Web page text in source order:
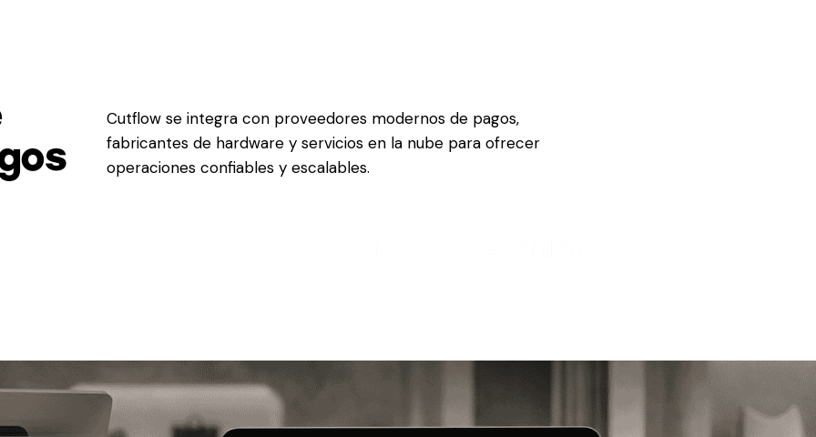
Cutflow se integra con proveedores modernos de pagos,
fabricantes de hardware y servicios en la nube para ofrecer
operaciones confiables y escalables.